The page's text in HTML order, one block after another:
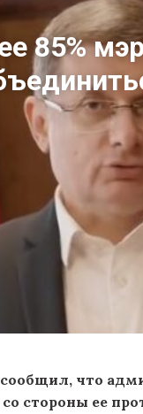
85%
что
стороны ее